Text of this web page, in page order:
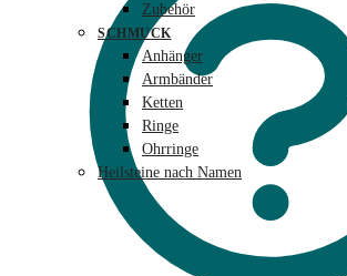
Zubehör
SCHMUCK
Anhänger
Armbänder
Ketten
Ringe
Ohrringe
Heilsteine nach Namen